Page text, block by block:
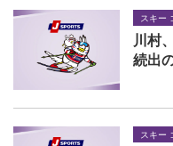
スキー
川村
続出
スキー